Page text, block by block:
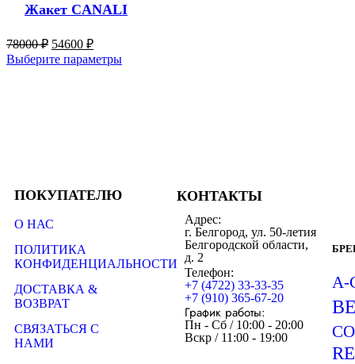
Жакет CANALI
78000₽ 54600 ₽
Выберите параметры
ПОКУПАТЕЛЮ
О НАС
ПОЛИТИКА
КОНФИДЕНЦИАЛЬНОСТИ
ДОСТАВКА &
ВОЗВРАТ
СВЯЗАТЬСЯ С
НАМИ
КОНТАКТЫ
Адрес:
г. Белгород, ул. 50-летия
Белгородской области,
д. 2
Телефон:
+7 (4722) 33-33-35
+7 (910) 365-67-20
График работы:
Пн - Сб / 10:00 - 20:00
Вскр / 11:00 - 19:00
A-